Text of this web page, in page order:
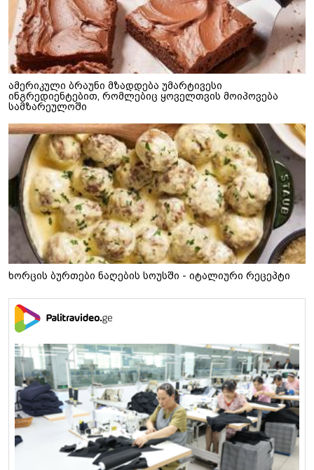
ამერიკული ბრაუნი მზადდება უმარტივესი
ინგრედიენტებით, რომლებიც ყოველთვის მოიპოვება
სამზარეულოში
ხორცის ბურთები ნაღების სოუსში - იტალიური რეცეპტი